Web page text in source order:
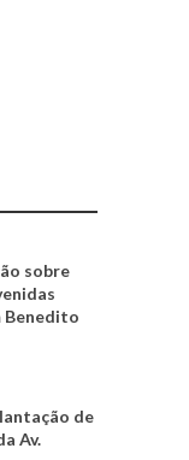
sobre
Benedito
de
Av.